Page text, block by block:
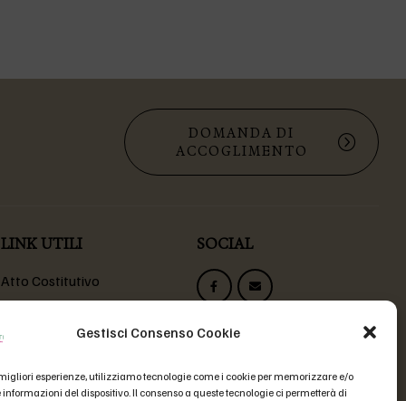
Gestisci Consenso Cookie
esperienze, utilizziamo tecnologie come i cookie per memorizzare e/o
del dispositivo. Il consenso a queste tecnologie ci permetterà di
DOMANDA DI
ACCOGLIMENTO
LINK UTILI
Atto Costitutivo
Statuto Fondazione
Codice Etico
SOCIAL